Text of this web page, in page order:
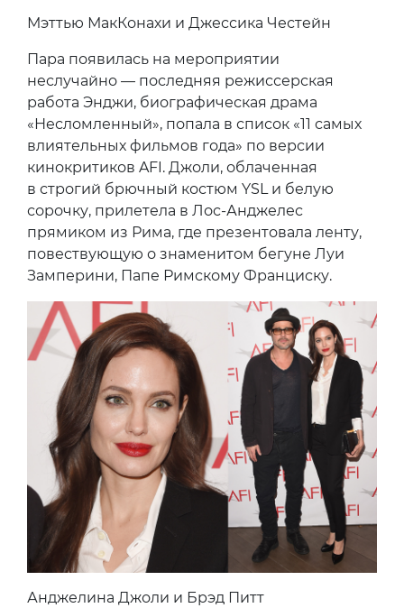
Мэттью МакКонахи и Джессика Честейн
Пара появилась на мероприятии
неслучайно — последняя режиссерская
работа Энджи, биографическая драма
«Несломленный», попала в список «11 самых
влиятельных фильмов года» по версии
кинокритиков AFI. Джоли, облаченная
в строгий брючный костюм YSL и белую
сорочку, прилетела в Лос-Анджелес
прямиком из Рима, где презентовала ленту,
повествующую о знаменитом бегуне Луи
Замперини, Папе Римскому Франциску.
Анджелина Джоли и Брэд Питт